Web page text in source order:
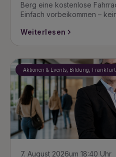
Berg eine kostenlose
Einfach vorbeikommen –
Weiterlesen
Aktionen & Events, Bildung, Frankfurt
7. August 2026um 18:40 Uhr